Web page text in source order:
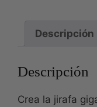
Descripción
Descripción
Crea la jirafa